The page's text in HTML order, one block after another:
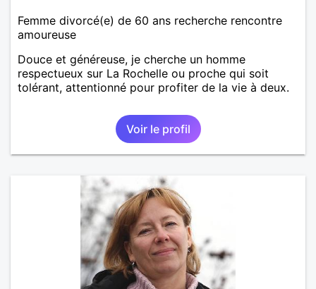
Femme divorcé(e) de 60 ans recherche rencontre
amoureuse
Douce et généreuse, je cherche un homme
respectueux sur La Rochelle ou proche qui soit
tolérant, attentionné pour profiter de la vie à deux.
Voir le profil